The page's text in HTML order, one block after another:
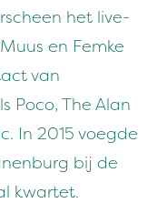
het live-
en Femke
van
Poco, The Alan
In 2015 voegde
bij de
kwartet.